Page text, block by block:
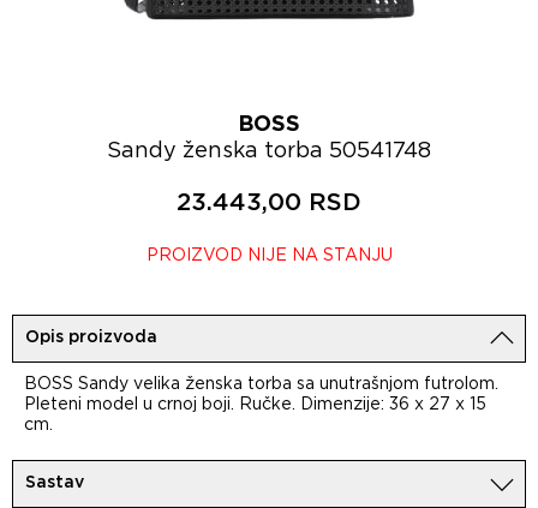
BOSS
Sandy ženska torba 50541748
23.443,00 RSD
PROIZVOD NIJE NA STANJU
Opis proizvoda
BOSS Sandy velika ženska torba sa unutrašnjom futrolom.
Pleteni model u crnoj boji. Ručke. Dimenzije: 36 x 27 x 15
cm.
Sastav